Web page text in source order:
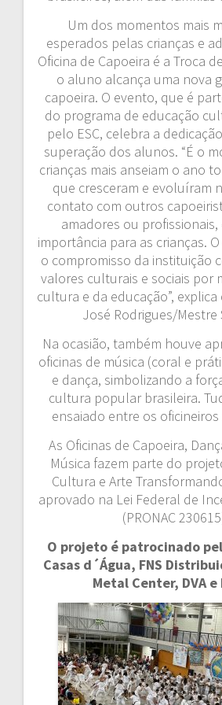
Um dos momentos mais
esperados pelas crianças e
Oficina de Capoeira é a Troca
o aluno alcança uma nova
capoeira. O evento, que é
do programa de educação
pelo ESC, celebra a
superação dos alunos. “É o
crianças mais anseiam o ano
que cresceram e evoluíram
contato com outros
amadores ou profissionais,
importância para as crianças.
o compromisso da instituição
valores culturais e sociais por
cultura e da educação”, explica
José Rodrigues/Mestre
Na ocasião, também houve
oficinas de música (coral e
e dança, simbolizando a
cultura popular brasileira.
ensaiado entre os oficineiros
As Oficinas de Capoeira,
Música fazem parte do
Cultura e Arte
aprovado na Lei Federal de
(PRONAC
O projeto é patrocinado
Casas d´Água, FNS
Metal Center, DVA e